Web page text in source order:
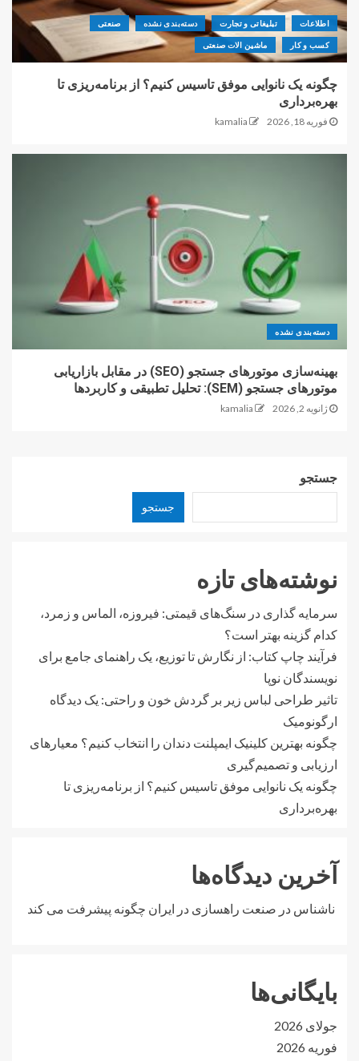
اطلاعات تبلیغاتی و تجارت دسته‌بندی نشده صنعتی
کسب و کار ماشین الات صنعتی
چگونه یک نانوایی موفق تاسیس کنیم؟ از برنامه‌ریزی تا
بهره‌برداری
فوریه 18, 2026 kamalia
دسته‌بندی نشده
بهینه‌سازی موتورهای جستجو (SEO) در مقابل بازاریابی
موتورهای جستجو (SEM): تحلیل تطبیقی و کاربردها
ژانویه 2, 2026 kamalia
جستجو
جستجو
نوشته‌های تازه
سرمایه گذاری در سنگ‌های قیمتی: فیروزه، الماس و زمرد،
کدام گزینه بهتر است؟
فرآیند چاپ کتاب: از نگارش تا توزیع، یک راهنمای جامع برای
نویسندگان نوپا
تاثیر طراحی لباس زیر بر گردش خون و راحتی: یک دیدگاه
ارگونومیک
چگونه بهترین کلینیک ایمپلنت دندان را انتخاب کنیم؟ معیارهای
ارزیابی و تصمیم‌گیری
چگونه یک نانوایی موفق تاسیس کنیم؟ از برنامه‌ریزی تا
بهره‌برداری
آخرین دیدگاه‌ها
ناشناس در صنعت راهسازی در ایران چگونه پیشرفت می کند
بایگانی‌ها
جولای 2026
فوریه 2026